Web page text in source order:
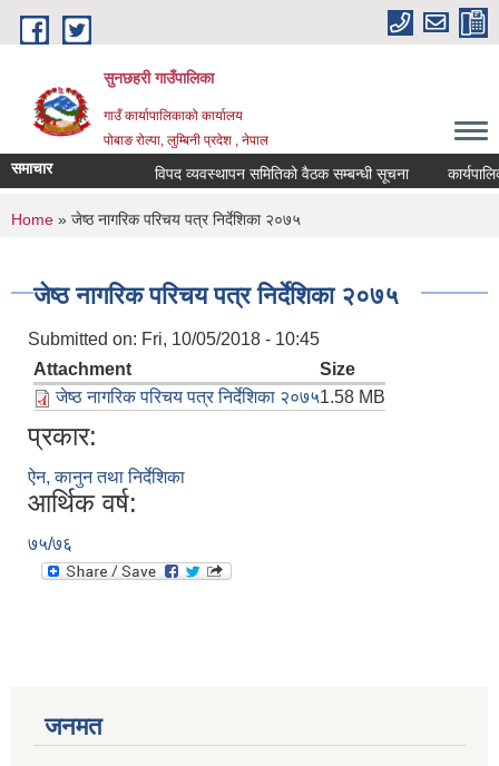
Skip to main content
सुनछहरी गाउँपालिका
गाउँ कार्यापालिकाको कार्यालय
पोबाङ रोल्पा, लुम्बिनी प्रदेश , नेपाल
समाचार विपद व्यवस्थापन समितिको वैठक सम्बन्धी सूचना
You are here
Home » जेष्ठ नागरिक परिचय पत्र निर्देशिका २०७५
जेष्ठ नागरिक परिचय पत्र निर्देशिका २०७५
Submitted on: Fri, 10/05/2018 - 10:45
Attachment
Size
जेष्ठ नागरिक परिचय पत्र निर्देशिका २०७५1.58 MB
प्रकार:
ऐन, कानुन तथा निर्देशिका
आर्थिक वर्ष:
७५/७६
जनमत